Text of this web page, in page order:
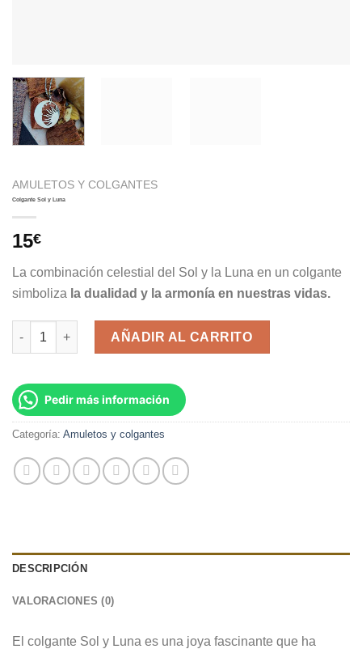
AMULETOS Y COLGANTES
Colgante Sol y Luna
15€
La combinación celestial del Sol y la Luna en un colgante
simboliza la dualidad y la armonía en nuestras vidas.
Colgante Sol y Luna cantidad
AÑADIR AL CARRITO
Pedir más información
Categoría: Amuletos y colgantes
DESCRIPCIÓN
VALORACIONES (0)
El colgante Sol y Luna es una joya fascinante que ha